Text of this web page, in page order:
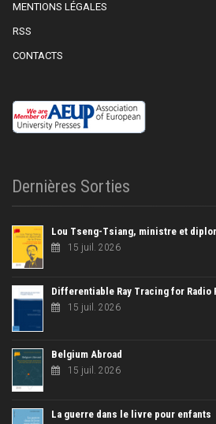
MENTIONS LÉGALES
RSS
CONTACTS
Dernières Sorties
Lou Tseng-Tsiang, ministre et
15 juil. 2026
Differentiable Ray Tracing for Radio
15 juil. 2026
Belgium Abroad
15 juil. 2026
La guerre dans le livre pour enfants